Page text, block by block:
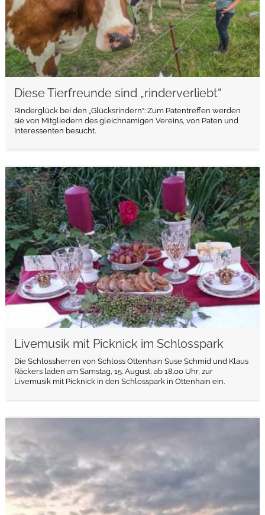
Diese Tierfreunde sind „rinderverliebt“
Rinderglück bei den „Glücksrindern“: Zum Patentreffen werden
sie von Mitgliedern des gleichnamigen Vereins, von Paten und
Interessenten besucht.
Livemusik mit Picknick im Schlosspark
Die Schlossherren von Schloss Ottenhain Suse Schmid und Klaus
Räckers laden am Samstag, 15. August, ab 18.00 Uhr, zur
Livemusik mit Picknick in den Schlosspark in Ottenhain ein.
weiterlesen